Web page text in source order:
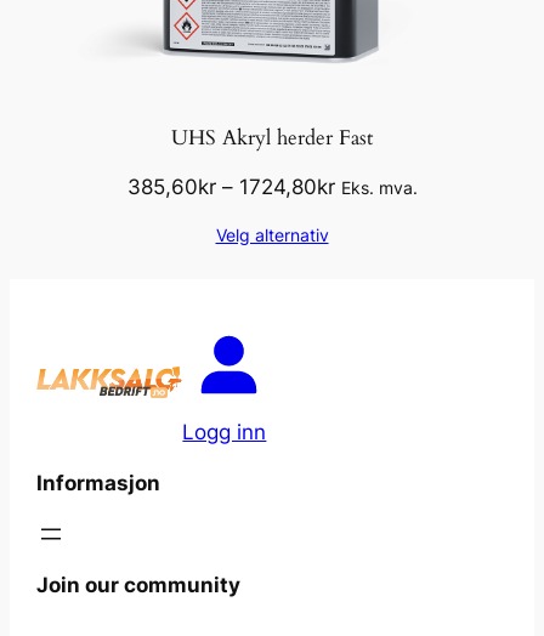
UHS Akryl herder Fast
385,60kr – 1724,80krPrisområde:
Eks. mva.
Velg alternativ
Logg inn
Informasjon
Join our community